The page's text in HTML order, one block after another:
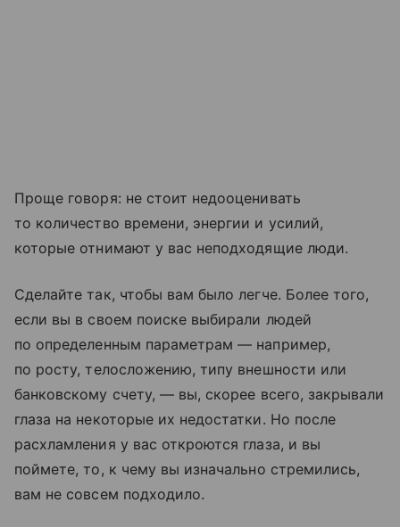
Проще говоря: не стоит недооценивать
то количество времени, энергии и усилий,
которые отнимают у вас неподходящие люди.
Сделайте так, чтобы вам было легче. Более того,
если вы в своем поиске выбирали людей
по определенным параметрам — например,
по росту, телосложению, типу внешности или
банковскому счету, — вы, скорее всего, закрывали
глаза на некоторые их недостатки. Но после
расхламления у вас откроются глаза, и вы
поймете, то, к чему вы изначально стремились,
вам не совсем подходило.